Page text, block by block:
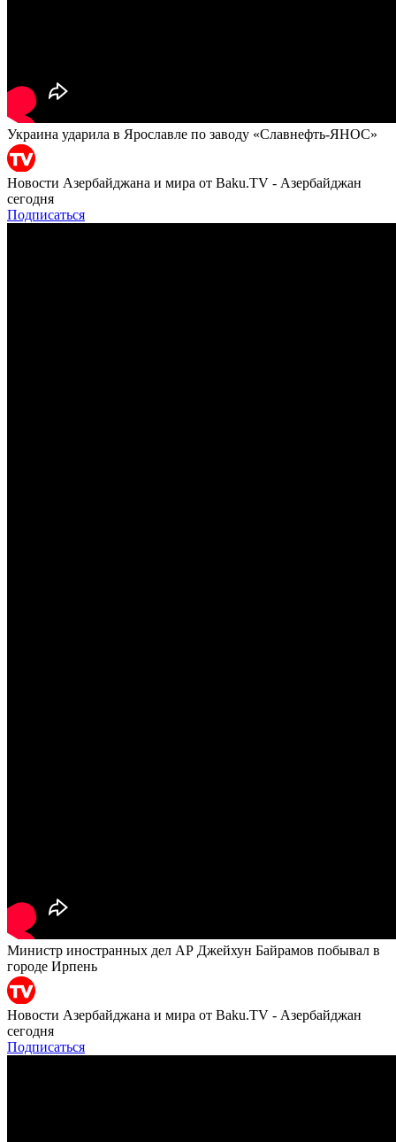
Украина ударила в Ярославле по заводу «Славнефть-ЯНОС»
Новости Азербайджана и мира от Baku.TV - Азербайджан
сегодня
Подписаться
Министр иностранных дел АР Джейхун Байрамов побывал в
городе Ирпень
Новости Азербайджана и мира от Baku.TV - Азербайджан
сегодня
Подписаться